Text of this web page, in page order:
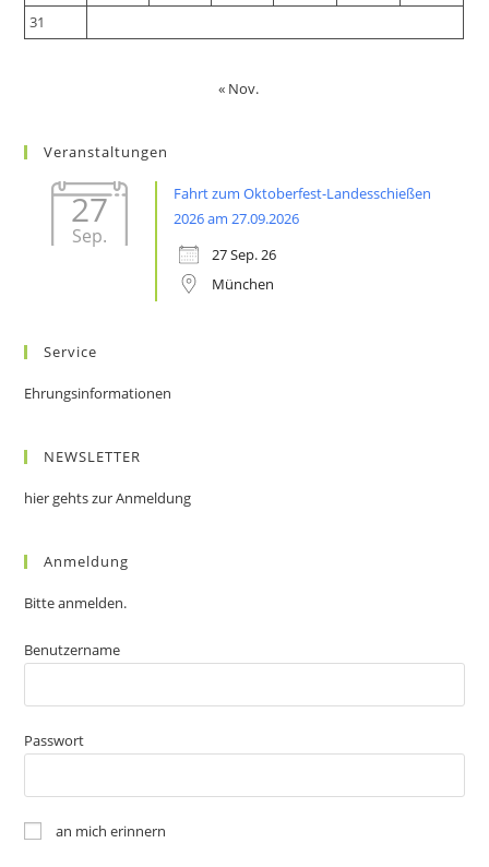
31
« Nov.
Veranstaltungen
27
Sep.
Fahrt zum Oktoberfest-Landesschießen
2026 am 27.09.2026
27 Sep. 26
München
Service
Ehrungsinformationen
NEWSLETTER
hier gehts zur Anmeldung
Anmeldung
Bitte anmelden.
Benutzername
Passwort
an mich erinnern